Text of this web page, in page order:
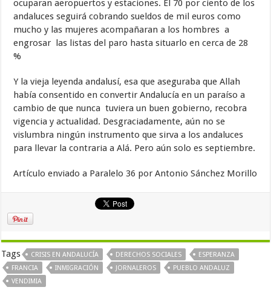
ocuparan aeropuertos y estaciones. El 70 por ciento de los
andaluces seguirá cobrando sueldos de mil euros como
mucho y las mujeres acompañaran a los hombres a
engrosar las listas del paro hasta situarlo en cerca de 28
%
Y la vieja leyenda andalusí, esa que aseguraba que Allah
había consentido en convertir Andalucía en un paraíso a
cambio de que nunca tuviera un buen gobierno, recobra
vigencia y actualidad. Desgraciadamente, aún no se
vislumbra ningún instrumento que sirva a los andaluces
para llevar la contraria a Alá. Pero aún solo es septiembre.
Artículo enviado a Paralelo 36 por Antonio Sánchez Morillo
Tags CRISIS EN ANDALUCÍA DERECHOS SOCIALES
ESPERANZA
FRANCIA
INMIGRACIÓN JORNALEROS
PUEBLO ANDALUZ
VENDIMIA